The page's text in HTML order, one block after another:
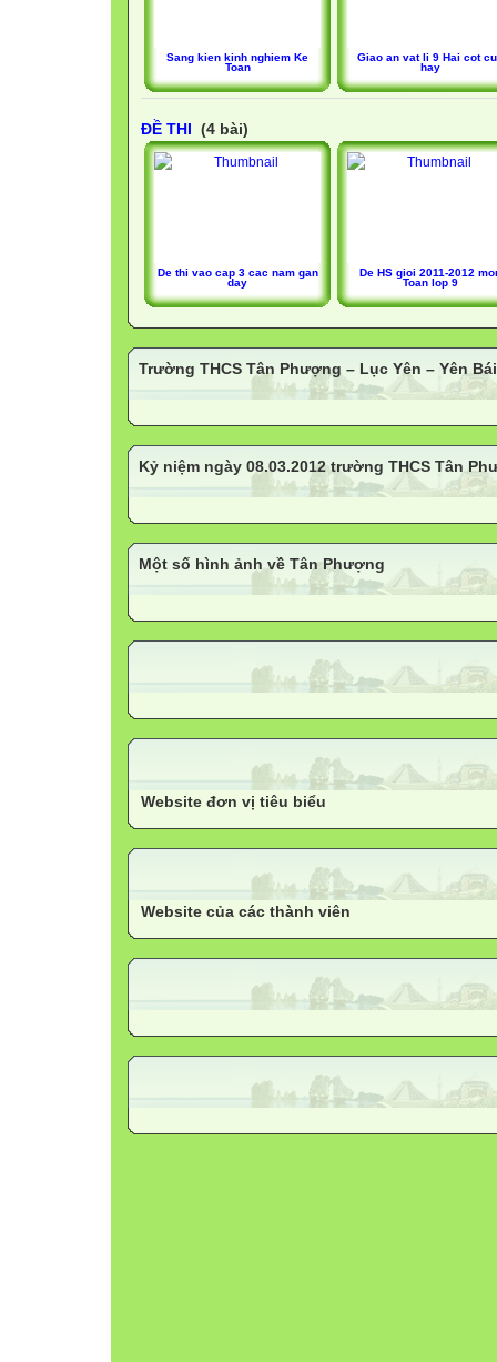
Sang kien kinh nghiem Ke
Toan
Giao an vat li 9 Hai cot
hay
ĐỀ THI (4 bài)
De thi vao cap 3 cac nam gan
day
De HS gioi 2011-2012
Toan lop 9
Trường THCS Tân Phượng – Lục Yên – Yên Bái
Kỷ niệm ngày 08.03.2012 trường THCS Tân
Một số hình ảnh về Tân Phượng
Website đơn vị tiêu biểu
Website của các thành viên